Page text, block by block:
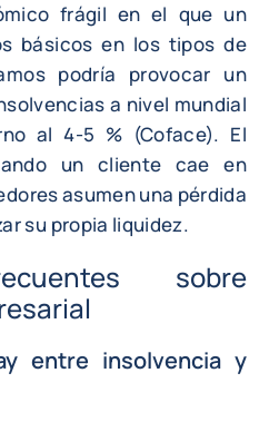
frágil en el que un
básicos en los tipos de
podría provocar un
a nivel mundial
al 4-5 % (Coface). El
un cliente cae en
asumen una pérdida
su propia liquidez.
sobre
entre insolvencia y